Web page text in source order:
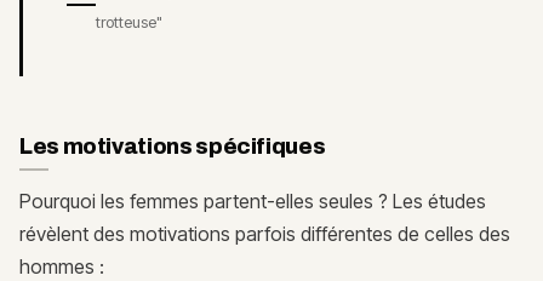
trotteuse"
Les motivations spécifiques
Pourquoi les femmes partent-elles seules ? Les études
révèlent des motivations parfois différentes de celles des
hommes :